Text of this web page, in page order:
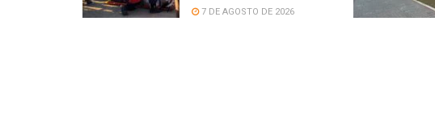
7 DE AGOSTO DE 2026